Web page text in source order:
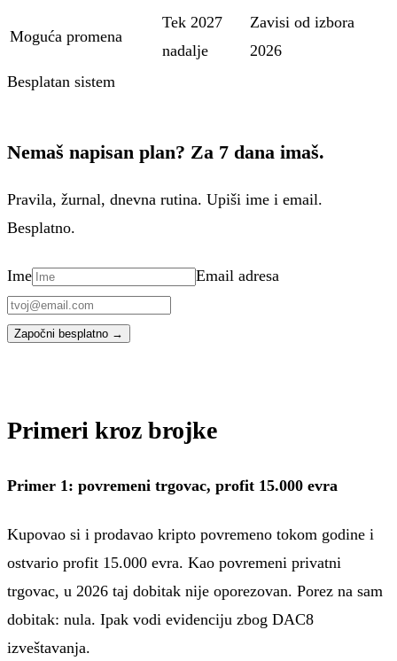
Moguća promena
Tek 2027
nadalje
Zavisi od izbora
2026
Besplatan sistem
Nemaš napisan plan? Za 7 dana imaš.
Pravila, žurnal, dnevna rutina. Upiši ime i email.
Besplatno.
Ime Email adresa
Započni besplatno →
Primeri kroz brojke
Primer 1: povremeni trgovac, profit 15.000 evra
Kupovao si i prodavao kripto povremeno tokom godine i
ostvario profit 15.000 evra. Kao povremeni privatni
trgovac, u 2026 taj dobitak nije oporezovan. Porez na sam
dobitak: nula. Ipak vodi evidenciju zbog DAC8
izveštavanja.